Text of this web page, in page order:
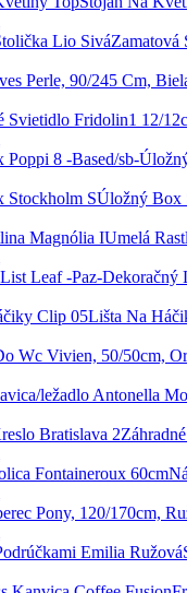
Zamatová
Úložný Box
Umelá
Dekoračný
Lišta Na